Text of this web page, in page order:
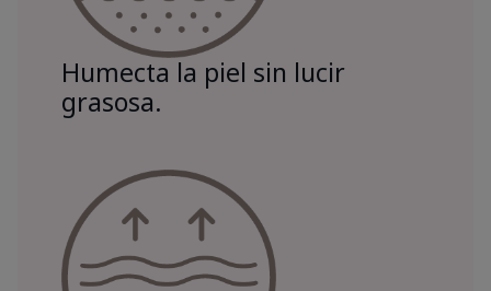
Humecta la piel sin lucir
grasosa.